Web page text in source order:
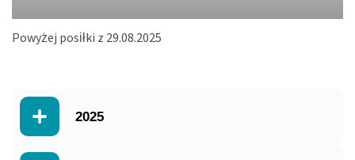
Powyżej posiłki z 29.08.2025
2025